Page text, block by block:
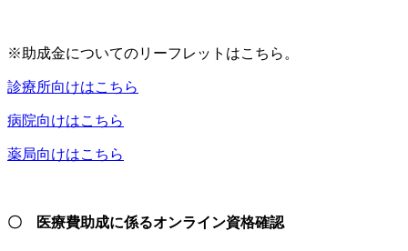
※助成金についてのリーフレットはこちら。
診療所向けはこちら
病院向けはこちら
薬局向けはこちら
〇 医療費助成に係るオンライン資格確認